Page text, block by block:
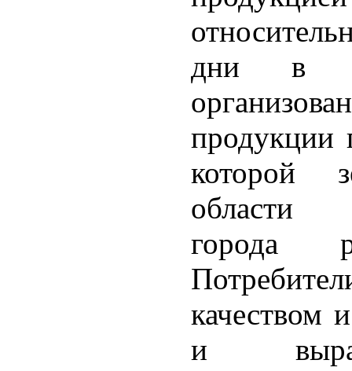
дни в
продукции
которой
области
города
качеством
и